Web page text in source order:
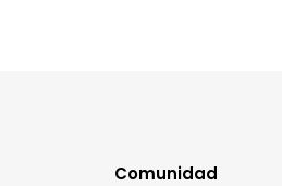
Comunidad